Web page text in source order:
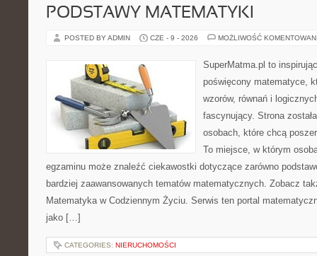
PODSTAWY MATEMATYKI
POSTED BY ADMIN CZE - 9 - 2026 MOŻLIWOŚĆ
SuperMatma.pl to
poświęcony matematyce,
wzorów, równań i
fascynujący. Strona
osobach, które chcą
To miejsce, w którym
egzaminu może znaleźć ciekawostki dotyczące zarówno
bardziej zaawansowanych tematów matematycznych. Zobacz
Matematyka w Codziennym Życiu. Serwis ten portal
jako […]
CATEGORIES: NIERUCHOMOŚCI